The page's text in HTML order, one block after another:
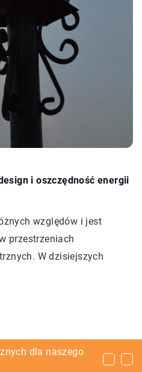
i oszczędność energii
względów i jest
przestrzeniach
W dzisiejszych
jakie stwarza
dla naszego
dachowy?